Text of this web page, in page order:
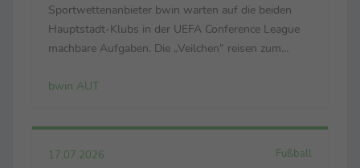
Sportwettenanbieter bwin warten auf die beiden
Hauptstadt-Klubs in der UEFA Conference League
machbare Aufgaben. Die „Veilchen“ reisen zum
Donnerstag (17:00 Uhr / PULS 4) mit Quote 1.40
bwin AUT
17.07.2026 Fußball